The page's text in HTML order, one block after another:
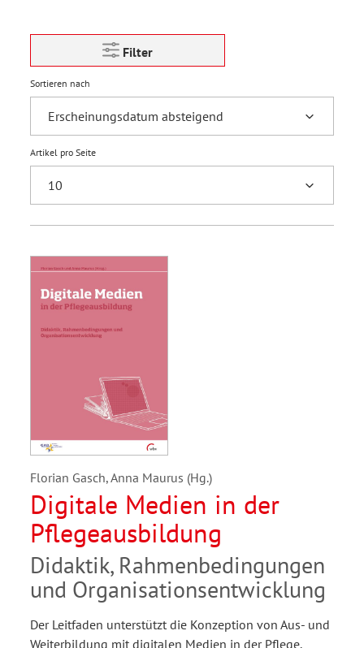
Filter
Sortieren nach
Artikel pro Seite
Florian Gasch, Anna Maurus (Hg.)
Digitale Medien in der
Pflegeausbildung
Didaktik, Rahmenbedingungen
und Organisationsentwicklung
Der Leitfaden unterstützt die Konzeption von Aus- und
Weiterbildung mit digitalen Medien in der Pflege.